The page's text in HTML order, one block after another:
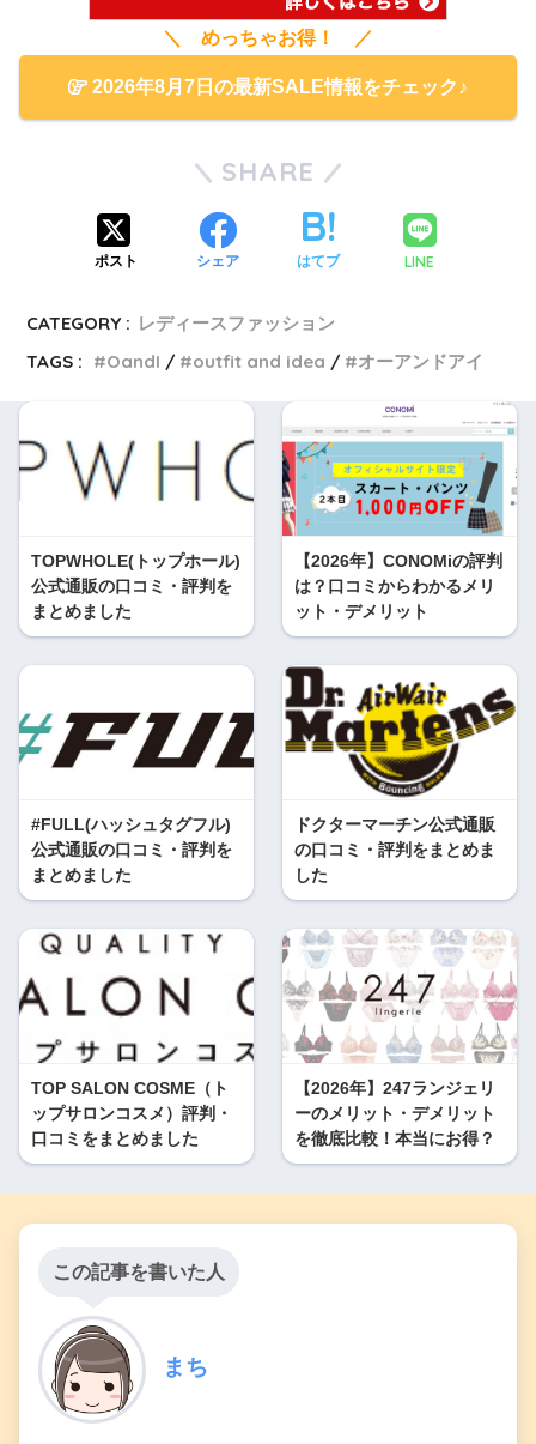
＼ めっちゃお得！ ／
2026年8月7日の最新SALE情報をチェック♪
SHARE
ポスト シェア はてブ LINE
CATEGORY : レディースファッション
TAGS :
OandI outfit and idea オーアンドアイ
TOPWHOLE(トップホール)
公式通販の口コミ・評判を
まとめました
【2026年】CONOMiの評判
は？口コミからわかるメリ
ット・デメリット
#FULL(ハッシュタグフル)
公式通販の口コミ・評判を
まとめました
ドクターマーチン公式通販
の口コミ・評判をまとめま
した
TOP SALON COSME（ト
ップサロンコスメ）評判・
口コミをまとめました
【2026年】247ランジェリ
ーのメリット・デメリット
を徹底比較！本当にお得？
この記事を書いた人
まち